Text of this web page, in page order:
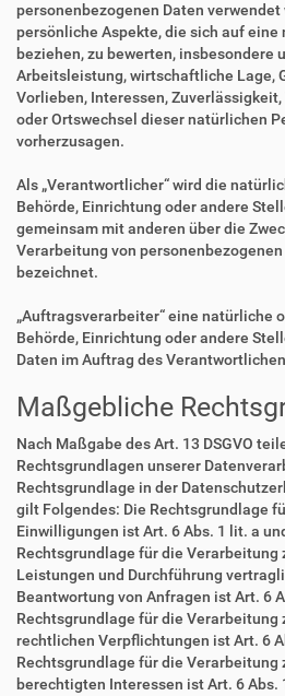
personenbezogenen Daten
persönliche Aspekte, die sich auf eine
beziehen, zu bewerten, insbesondere
Arbeitsleistung, wirtschaftliche Lage,
Vorlieben, Interessen,
oder Ortswechsel dieser natürlichen
vorherzusagen.
Als „Verantwortlicher“ wird die
Behörde, Einrichtung oder andere
gemeinsam mit anderen über die
Verarbeitung von
bezeichnet.
„Auftragsverarbeiter“ eine natürliche
Behörde, Einrichtung oder andere
Daten im Auftrag des
Maßgebliche
Nach Maßgabe des Art. 13 DSGVO
Rechtsgrundlagen unserer
Rechtsgrundlage in der
gilt Folgendes: Die Rechtsgrundlage
Einwilligungen ist Art. 6 Abs. 1 lit. a
Rechtsgrundlage für die Verarbeitung
Leistungen und Durchführung
Beantwortung von Anfragen ist Art. 6
Rechtsgrundlage für die Verarbeitung
rechtlichen Verpflichtungen ist Art. 6
Rechtsgrundlage für die Verarbeitung
berechtigten Interessen ist Art. 6 Abs.